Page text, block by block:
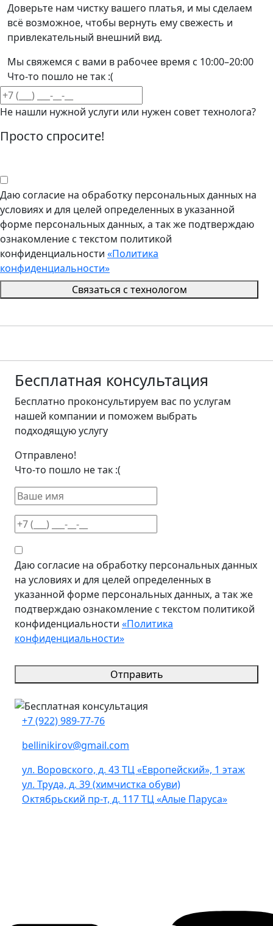
Доверьте нам чистку вашего платья, и мы сделаем
всё возможное, чтобы вернуть ему свежесть и
привлекательный внешний вид.
Мы свяжемся с вами в рабочее время с 10:00–20:00
Что-то пошло не так :(
Не нашли нужной услуги или нужен совет технолога?
Просто спросите!
Даю согласие на обработку персональных данных на
условиях и для целей определенных в указанной
форме персональных данных, а так же подтверждаю
ознакомление с текстом политикой
конфиденциальности «Политика
конфиденциальности»
Связаться с технологом
Бесплатная консультация
Бесплатно проконсультируем вас по услугам
нашей компании и поможем выбрать
подходящую услугу
Отправлено!
Что-то пошло не так :(
Даю согласие на обработку персональных данных
на условиях и для целей определенных в
указанной форме персональных данных, а так же
подтверждаю ознакомление с текстом политикой
конфиденциальности «Политика
конфиденциальности»
Отправить
+7 (922) 989-77-76
bellinikirov@gmail.com
ул. Воровского, д. 43 ТЦ «Европейский», 1 этаж
ул. Труда, д. 39 (химчистка обуви)
Октябрьский пр-т, д. 117 ТЦ «Алые Паруса»